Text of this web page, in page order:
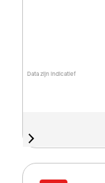
Data zijn indicatief